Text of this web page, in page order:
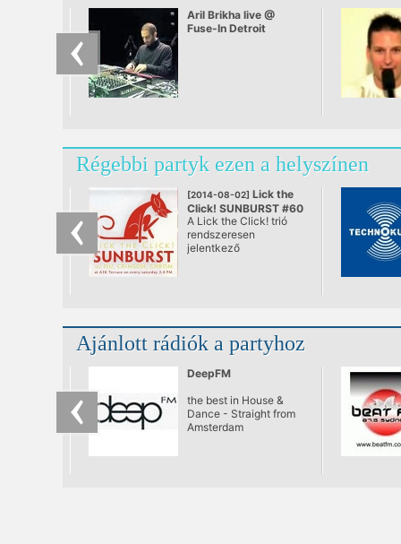
Aril Brikha live @
Fuse-In Detroit
Régebbi partyk ezen a helyszínen
[2014-08-02] Lick the
Click! SUNBURST #60
@ A38, Budapest
A Lick the Click! trió
rendszeresen
jelentkező
se nem before. Ebéd
utáni lazulás a Dunán.
Bólogatós,
kézfelrakós,
mosolygós zenék,
remek italok egészen
naplementéig.
Ajánlott rádiók a partyhoz
DeepFM
the best in House &
Dance - Straight from
Amsterdam